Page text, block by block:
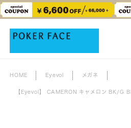
HOME Eyevol メガネ
【Eyevol】 CAMERON キャメロン BK/G